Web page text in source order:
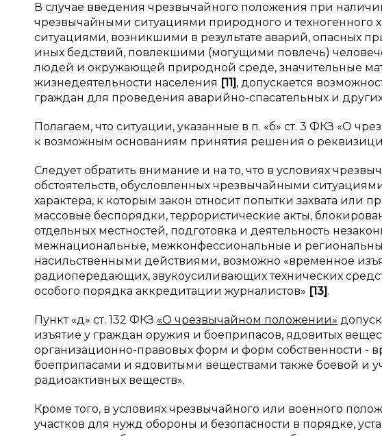
В случае введения чрезвычайного положения при
чрезвычайными ситуациями природного и техногенного
ситуациями, возникшими в результате аварий, опасных
иных бедствий, повлекшими (могущими повлечь)
людей и окружающей природной среде, значительные
жизнедеятельности населения [11], допускается
граждан для проведения аварийно-спасательных и
Полагаем, что ситуации, указанные в п. «б» ст. 3 ФКЗ «О
к возможным основаниям принятия решения о
Следует обратить внимание и на то, что в условиях
обстоятельств, обусловленных чрезвычайными
характера, к которым закон относит попытки захвата или
массовые беспорядки, террористические акты,
отдельных местностей, подготовка и деятельность
межнациональные, межконфессиональные и
насильственными действиями, возможно «временное
радиопередающих, звукоусиливающих технических
особого порядка аккредитации журналистов» [13].
Пункт «д» ст. 132 ФКЗ «О чрезвычайном положении»
изъятие у граждан оружия и боеприпасов, ядовитых
организационно-правовых форм и форм собственности -
боеприпасами и ядовитыми веществами также боевой и
радиоактивных веществ».
Кроме того, в условиях чрезвычайного или военного
участков для нужд обороны и безопасности в порядке,